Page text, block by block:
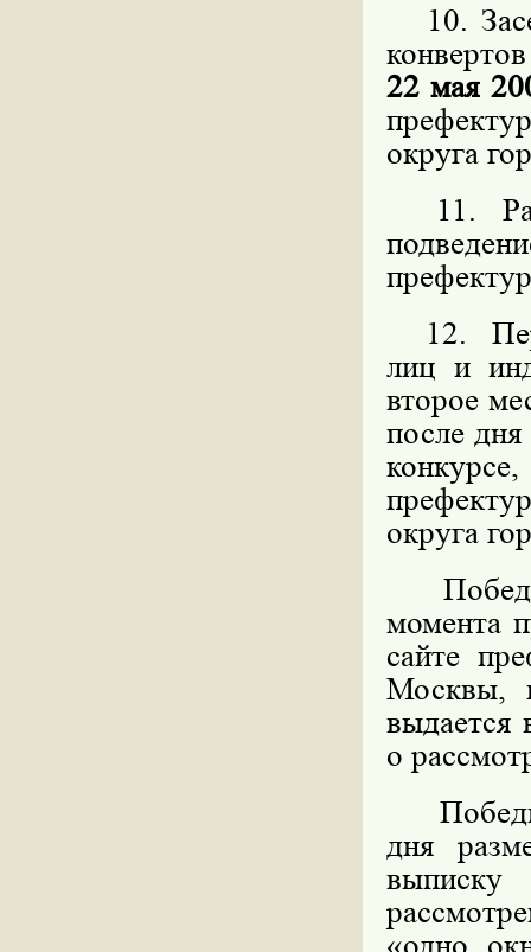
10.
22 мая
округа
11.
12.
лиц и
второе
после дня
округа
момента
сайте
Москвы,
выдается
о
дня